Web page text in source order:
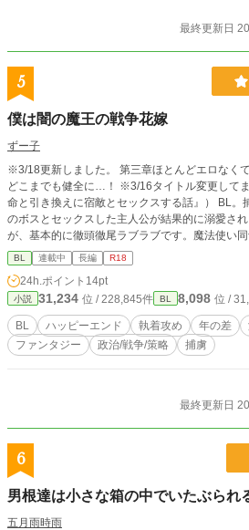
最終更新日
5
僕は闇の魔王の戦争花嫁
ずー子
※3/18更新しました。 第三章ほとんどエロなく
どこまでも健全に…！ ※3/16タイトル変更してます。 （前タイトル→『仲間の
命と引き換えに宿敵とセックスする話』） BL。捕まった仲間を助けるために敵
のボスとセックスした主人公が結果的に溺愛さ
が、基本的に徹頭徹尾ラブラブです。魔法使い
期連載。 【ざっくりキャラ紹介】 カーティス(攻さん)→闇の魔法使い。強い。
金髪美形。受ちゃんが好きすぎて様子がおかし
強い。黒髪美少年。しっかりしている。アレな
るよく出来た子。快楽に弱い。 ラスボス×主人公がめちゃめちゃ好きです。『B
L』と言うものを知らない子どもの頃からめっち
書いてしまいました。楽しかったし、楽しんで貰
BL 連載中 長編 R18
24h.ポイント 14pt
小説 31,234 位 / 228,845件 BL 8,098 位 /
BL ハッピーエンド 執着攻め 年の差
ファンタジー
政治/戦争/策略 捕虜
最終更新日
6
男根達は小さな箱の中でいたぶられ
五月雨時雨